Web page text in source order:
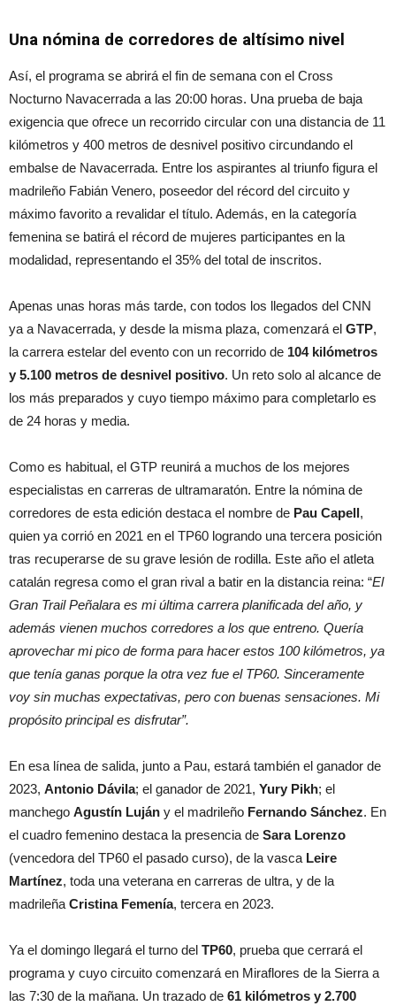
Una nómina de corredores de altísimo nivel
Así, el programa se abrirá el fin de semana con el Cross
Nocturno Navacerrada a las 20:00 horas. Una prueba de baja
exigencia que ofrece un recorrido circular con una distancia de 11
kilómetros y 400 metros de desnivel positivo circundando el
embalse de Navacerrada. Entre los aspirantes al triunfo figura el
madrileño Fabián Venero, poseedor del récord del circuito y
máximo favorito a revalidar el título. Además, en la categoría
femenina se batirá el récord de mujeres participantes en la
modalidad, representando el 35% del total de inscritos.
Apenas unas horas más tarde, con todos los llegados del CNN
ya a Navacerrada, y desde la misma plaza, comenzará el GTP,
la carrera estelar del evento con un recorrido de 104 kilómetros
y 5.100 metros de desnivel positivo. Un reto solo al alcance de
los más preparados y cuyo tiempo máximo para completarlo es
de 24 horas y media.
Como es habitual, el GTP reunirá a muchos de los mejores
especialistas en carreras de ultramaratón. Entre la nómina de
corredores de esta edición destaca el nombre de Pau Capell,
quien ya corrió en 2021 en el TP60 logrando una tercera posición
tras recuperarse de su grave lesión de rodilla. Este año el atleta
catalán regresa como el gran rival a batir en la distancia reina: “El
Gran Trail Peñalara es mi última carrera planificada del año, y
además vienen muchos corredores a los que entreno. Quería
aprovechar mi pico de forma para hacer estos 100 kilómetros, ya
que tenía ganas porque la otra vez fue el TP60. Sinceramente
voy sin muchas expectativas, pero con buenas sensaciones. Mi
propósito principal es disfrutar”.
En esa línea de salida, junto a Pau, estará también el ganador de
2023, Antonio Dávila; el ganador de 2021, Yury Pikh; el
manchego Agustín Luján y el madrileño Fernando Sánchez. En
el cuadro femenino destaca la presencia de Sara Lorenzo
(vencedora del TP60 el pasado curso), de la vasca Leire
Martínez, toda una veterana en carreras de ultra, y de la
madrileña Cristina Femenía, tercera en 2023.
Ya el domingo llegará el turno del TP60, prueba que cerrará el
programa y cuyo circuito comenzará en Miraflores de la Sierra a
las 7:30 de la mañana. Un trazado de 61 kilómetros y 2.700